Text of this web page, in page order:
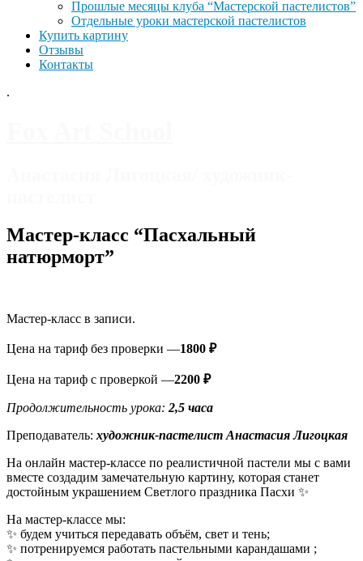
Прошлые месяцы клуба “Мастерской пастелистов”
Отдельные уроки мастерской пастелистов
Купить картину
Отзывы
Контакты
.
Мастер-класс “Пасхальный
натюрморт”
Мастер-класс в записи.
Цена на тариф без проверки —1800 ₽
Цена на тариф с проверкой —2200 ₽
Продолжительность урока: 2,5 часа
Преподаватель: художник-пастелист АнастасияЛигоцкая
На онлайн мастер-классе по реалистичной пастели мы с вами
вместе создадим замечательную картину, которая станет
достойным украшением Светлого праздника Пасхи ✨
На мастер-классе мы:
✨ будем учиться передавать объём, свет и тень;
✨ потренируемся работать пастельными карандашами ;